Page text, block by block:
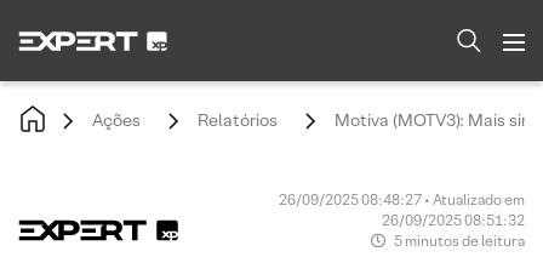
Ações Relatórios Motiva (MOTV3): Mais
26/09/2025 08:48:27 • Atualizado em
26/09/2025 08:51:32
5 minutos de leitura